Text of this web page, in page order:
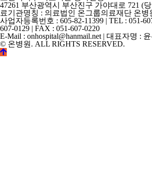
47261 부산광역시 부산진구 가야대로 721 (
료기관명칭 : 의료법인 온그룹의료재단 온병
사업자등록번호 : 605-82-11399 | TEL : 051-
607-0129 | FAX : 051-607-0220
E-Mail : onhospital@hanmail.net | 대표자명 : 윤
© 온병원. ALL RIGHTS RESERVED.
©
k2s0o2d0e0s1i0g1n.